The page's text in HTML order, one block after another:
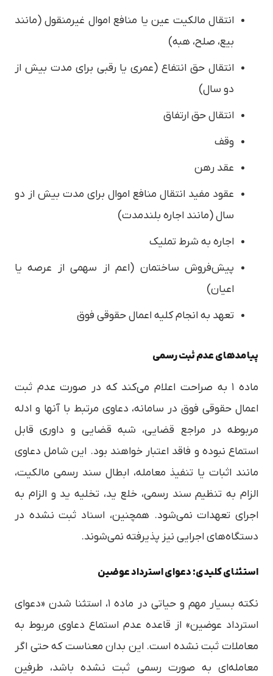
انتقال مالکیت عین یا منافع اموال غیرمنقول (مانند
بیع، صلح، هبه)
انتقال حق انتفاع (عمری یا رقبی برای مدت بیش از
دو سال)
انتقال حق ارتفاق
وقف
عقد رهن
عقود مفید انتقال منافع اموال برای مدت بیش از دو
سال (مانند اجاره بلندمدت)
اجاره به شرط تملیک
پیش‌فروش ساختمان (اعم از سهمی از عرصه یا
اعیان)
تعهد به انجام کلیه اعمال حقوقی فوق
پیامدهای عدم ثبت رسمی
ماده ۱ به صراحت اعلام می‌کند که در صورت عدم ثبت
اعمال حقوقی فوق در سامانه، دعاوی مرتبط با آنها و ادله
مربوطه در مراجع قضایی، شبه قضایی و داوری قابل
استماع نبوده و فاقد اعتبار خواهند بود. این شامل دعاوی
مانند اثبات یا تنفیذ معامله، ابطال سند رسمی مالکیت،
الزام به تنظیم سند رسمی، خلع ید، تخلیه ید و الزام به
اجرای تعهدات نمی‌شود. همچنین، اسناد ثبت نشده در
دستگاه‌های اجرایی نیز پذیرفته نمی‌شوند.
استثنای کلیدی: دعوای استرداد عوضین
نکته بسیار مهم و حیاتی در ماده ۱، استثنا شدن «دعوای
استرداد عوضین» از قاعده عدم استماع دعاوی مربوط به
معاملات ثبت نشده است. این بدان معناست که حتی اگر
معامله‌ای به صورت رسمی ثبت نشده باشد، طرفین